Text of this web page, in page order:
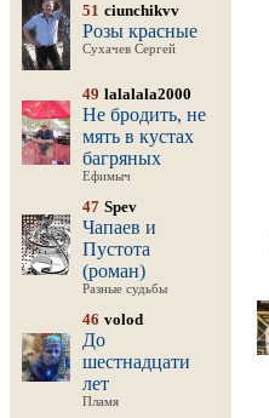
51 ciunchikvv
Розы красные
Сухачев Сергей
49 lalalala2000
Не бродить, не
мять в кустах
багряных
Ефимыч
47 Spev
Чапаев и
Пустота
(роман)
Разные судьбы
46 volod
До
шестнадцати
лет
Пламя